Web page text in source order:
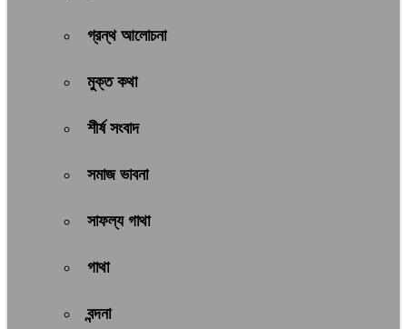
গ্রন্থ আলোচনা
মুক্ত কথা
শীর্ষ সংবাদ
সমাজ ভাবনা
সাফল্য গাথা
গাথা
বন্দনা